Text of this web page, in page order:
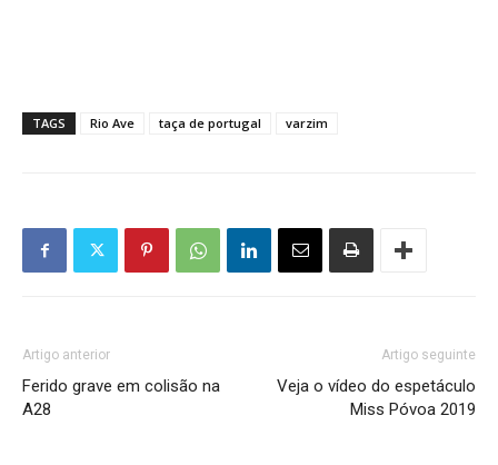
TAGS Rio Ave taça de portugal varzim
Artigo anterior
Ferido grave em colisão na
A28
Artigo seguinte
Veja o vídeo do espetáculo
Miss Póvoa 2019